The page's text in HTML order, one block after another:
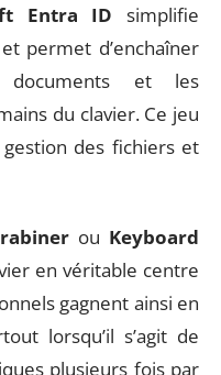
Entra ID simplifie
et permet d’enchaîner
et les
du clavier. Ce jeu
des fichiers et
ou Keyboard
en véritable centre
gagnent ainsi en
lorsqu’il s’agit de
plusieurs fois par